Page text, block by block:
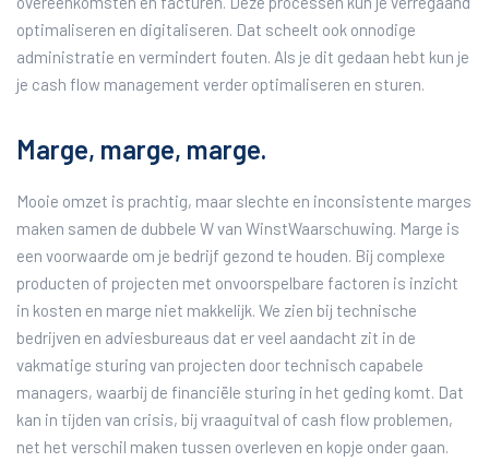
optimaliseren en digitaliseren. Dat scheelt ook onnodige
administratie en vermindert fouten. Als je dit gedaan hebt kun je
je cash flow management verder optimaliseren en sturen.
Marge, marge, marge.
Mooie omzet is prachtig, maar slechte en inconsistente marges
maken samen de dubbele W van WinstWaarschuwing. Marge is
een voorwaarde om je bedrijf gezond te houden. Bij complexe
producten of projecten met onvoorspelbare factoren is inzicht
in kosten en marge niet makkelijk. We zien bij technische
bedrijven en adviesbureaus dat er veel aandacht zit in de
vakmatige sturing van projecten door technisch capabele
managers, waarbij de financiële sturing in het geding komt. Dat
kan in tijden van crisis, bij vraaguitval of cash flow problemen,
net het verschil maken tussen overleven en kopje onder gaan.